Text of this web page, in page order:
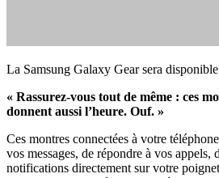
La Samsung Galaxy Gear sera
« Rassurez-vous tout de même : ces
donnent aussi l’heure. Ouf. »
Ces montres connectées à votre
vos messages, de répondre à vos appels,
notifications directement sur votre